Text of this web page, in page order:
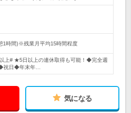
1時間)※残業月平均15時間程度
上# ★5日以上の連休取得も可能！◆完全週
祝日◆年末年…
気になる